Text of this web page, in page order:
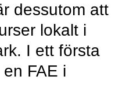
dessutom att
lokalt i
I ett första
FAE i